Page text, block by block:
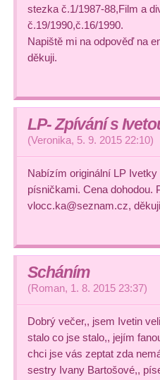
stezka č.1/1987-88,Film a
č.19/1990,č.16/1990.
Napiště mi na odpověď na
děkuji.
LP- Zpívání s
(Veronika, 5. 9. 2015 22:10)
Nabízím originální LP
písničkami. Cena dohodou.
vlocc.ka@seznam.cz,
Scháním
(Roman, 1. 8. 2015 23:37)
Dobrý večer,, jsem Ivetin
stalo co jse stalo,, jejím
chci jse vás zeptat zda
sestry Ivany Bartošové,,